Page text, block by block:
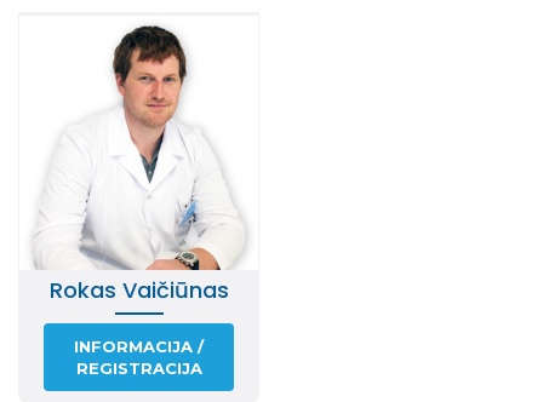
Rokas Vaičiūnas
INFORMACIJA /
REGISTRACIJA